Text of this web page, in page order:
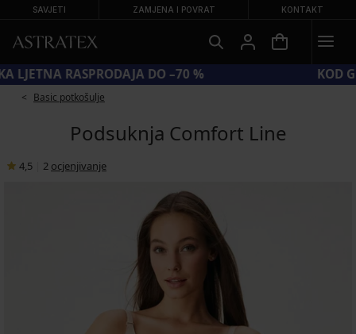
SAVJETI ZAMJENA I POVRAT KONTAKT
VELIKA LJETNA RASPRODAJA DO –70 %
Basic potkošulje
Podsuknja Comfort Line
4,5 2 ocjenjivanje